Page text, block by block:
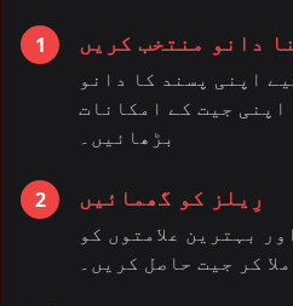
1 دانو منتخب کریں
اپنی پسند کا دانو
اپنی جیت کے امکانات
بڑھائیں۔
2 رِیلز کو گھمائیں
بہترین علامتوں کو
ملا کر جیت حاصل کریں۔